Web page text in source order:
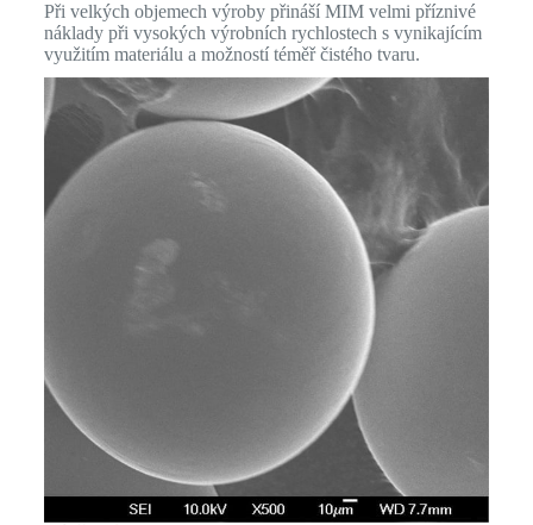
Při velkých objemech výroby přináší MIM velmi příznivé
náklady při vysokých výrobních rychlostech s vynikajícím
využitím materiálu a možností téměř čistého tvaru.